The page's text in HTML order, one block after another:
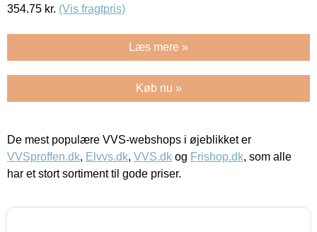
354.75 kr. (Vis fragtpris)
Læs mere »
Køb nu »
De mest populære VVS-webshops i øjeblikket er
VVSproffen.dk, Elvvs.dk, VVS.dk og Frishop.dk, som alle
har et stort sortiment til gode priser.